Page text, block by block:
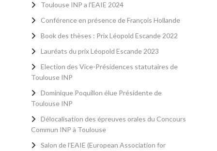
Toulouse INP a l'EAIE 2024
Conférence en présence de François Hollande
Book des thèses : Prix Léopold Escande 2022
Lauréats du prix Léopold Escande 2023
Election des Vice-Présidences statutaires de
Toulouse INP
Dominique Poquillon élue Présidente de
Toulouse INP
Délocalisation des épreuves orales du Concours
Commun INP à Toulouse
Salon de l’EAIE (European Association for